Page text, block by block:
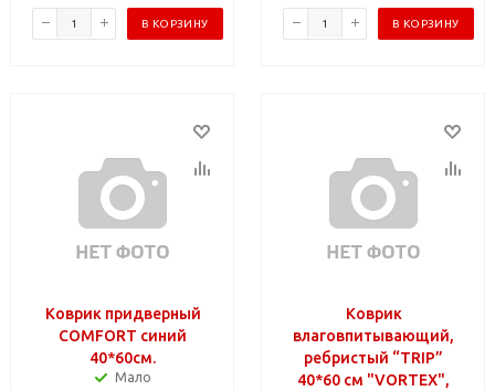
В КОРЗИНУ В КОРЗИНУ
Коврик придверный
COMFORT синий
40*60см.
Мало
Коврик
влаговпитывающий,
ребристый “TRIP”
40*60 см "VORTEX",